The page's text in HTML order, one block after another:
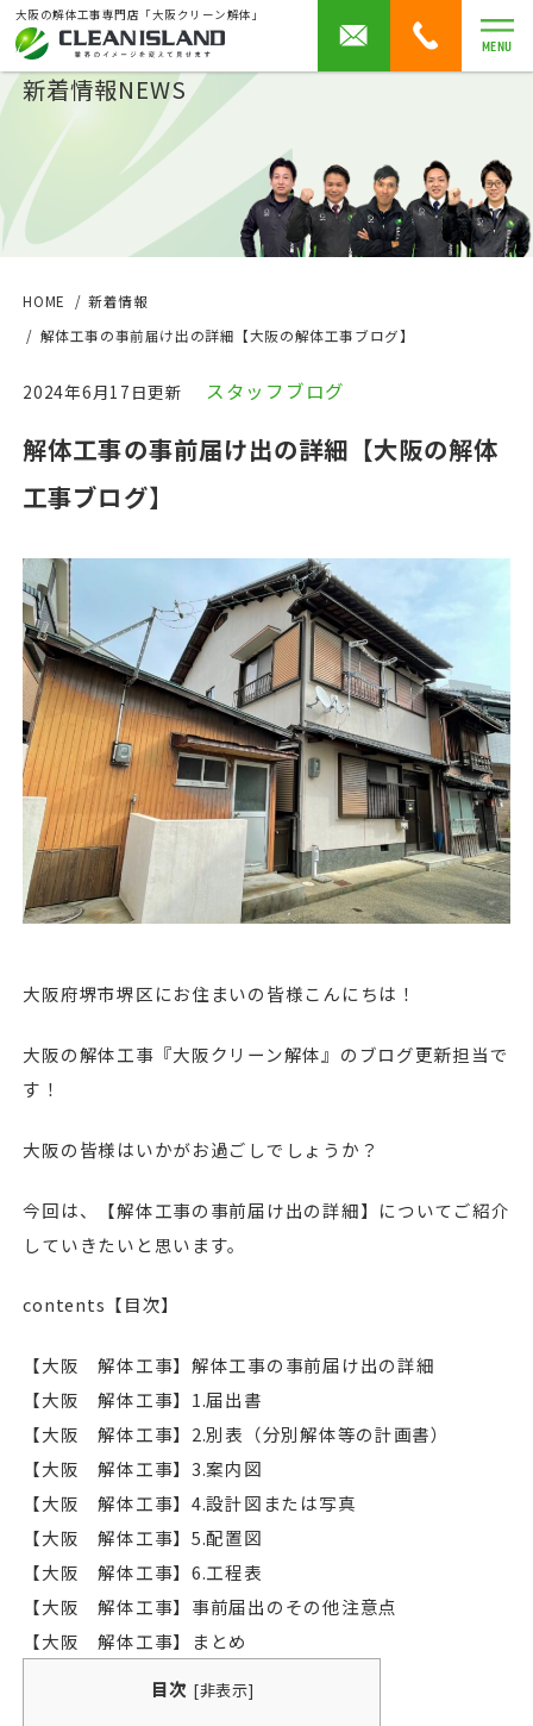
大阪の解体工事専門店「大阪クリーン解体」
MENU
新着情報NEWS
HOME
新着情報
解体工事の事前届け出の詳細【大阪の解体工事ブログ】
2024年6月17日更新 スタッフブログ
解体工事の事前届け出の詳細【大阪の解体
工事ブログ】
大阪府堺市堺区にお住まいの皆様こんにちは！
大阪の解体工事『大阪クリーン解体』のブログ更新担当で
す！
大阪の皆様はいかがお過ごしでしょうか？
今回は、【解体工事の事前届け出の詳細】についてご紹介
していきたいと思います。
contents【目次】
【大阪 解体工事】解体工事の事前届け出の詳細
【大阪 解体工事】1.届出書
【大阪 解体工事】2.別表（分別解体等の計画書）
【大阪 解体工事】3.案内図
【大阪 解体工事】4.設計図または写真
【大阪 解体工事】5.配置図
【大阪 解体工事】6.工程表
【大阪 解体工事】事前届出のその他注意点
【大阪 解体工事】まとめ
目次 [非表示]